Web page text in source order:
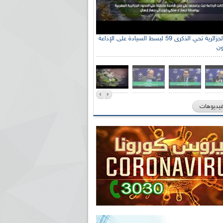
الإذاعة الجزائرية تحي الذكرى 59 لبسط السيادة على الإذاعة